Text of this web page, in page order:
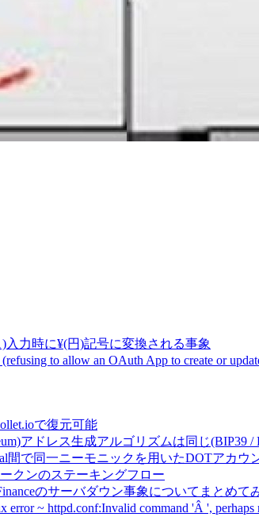
入力時に¥(円)記号に変換される事象
to allow an OAuth App to create or
で復元可能
アドレス生成アルゴリズムは同じ(BIP39 /
間で同一ニーモニックを用いたDOTアカウ
クンのステーキングフロー
のサーバダウン事象についてまとめて
~ httpd.conf:Invalid command 'Â ', perhaps